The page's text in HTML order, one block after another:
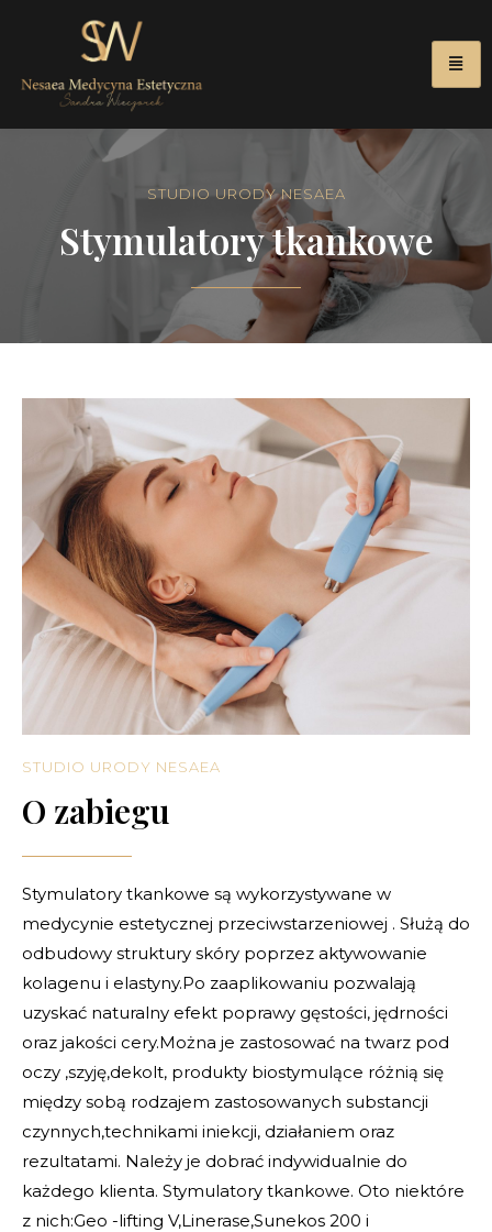
STUDIO URODY NESAEA
Stymulatory tkankowe
STUDIO URODY NESAEA
O zabiegu
Stymulatory tkankowe są wykorzystywane w
medycynie estetycznej przeciwstarzeniowej . Służą do
odbudowy struktury skóry poprzez aktywowanie
kolagenu i elastyny.Po zaaplikowaniu pozwalają
uzyskać naturalny efekt poprawy gęstości, jędrności
oraz jakości cery.Można je zastosować na twarz pod
oczy ,szyję,dekolt, produkty biostymulące różnią się
między sobą rodzajem zastosowanych substancji
czynnych,technikami iniekcji, działaniem oraz
rezultatami. Należy je dobrać indywidualnie do
każdego klienta. Stymulatory tkankowe. Oto niektóre
z nich:Geo -lifting V,Linerase,Sunekos 200 i